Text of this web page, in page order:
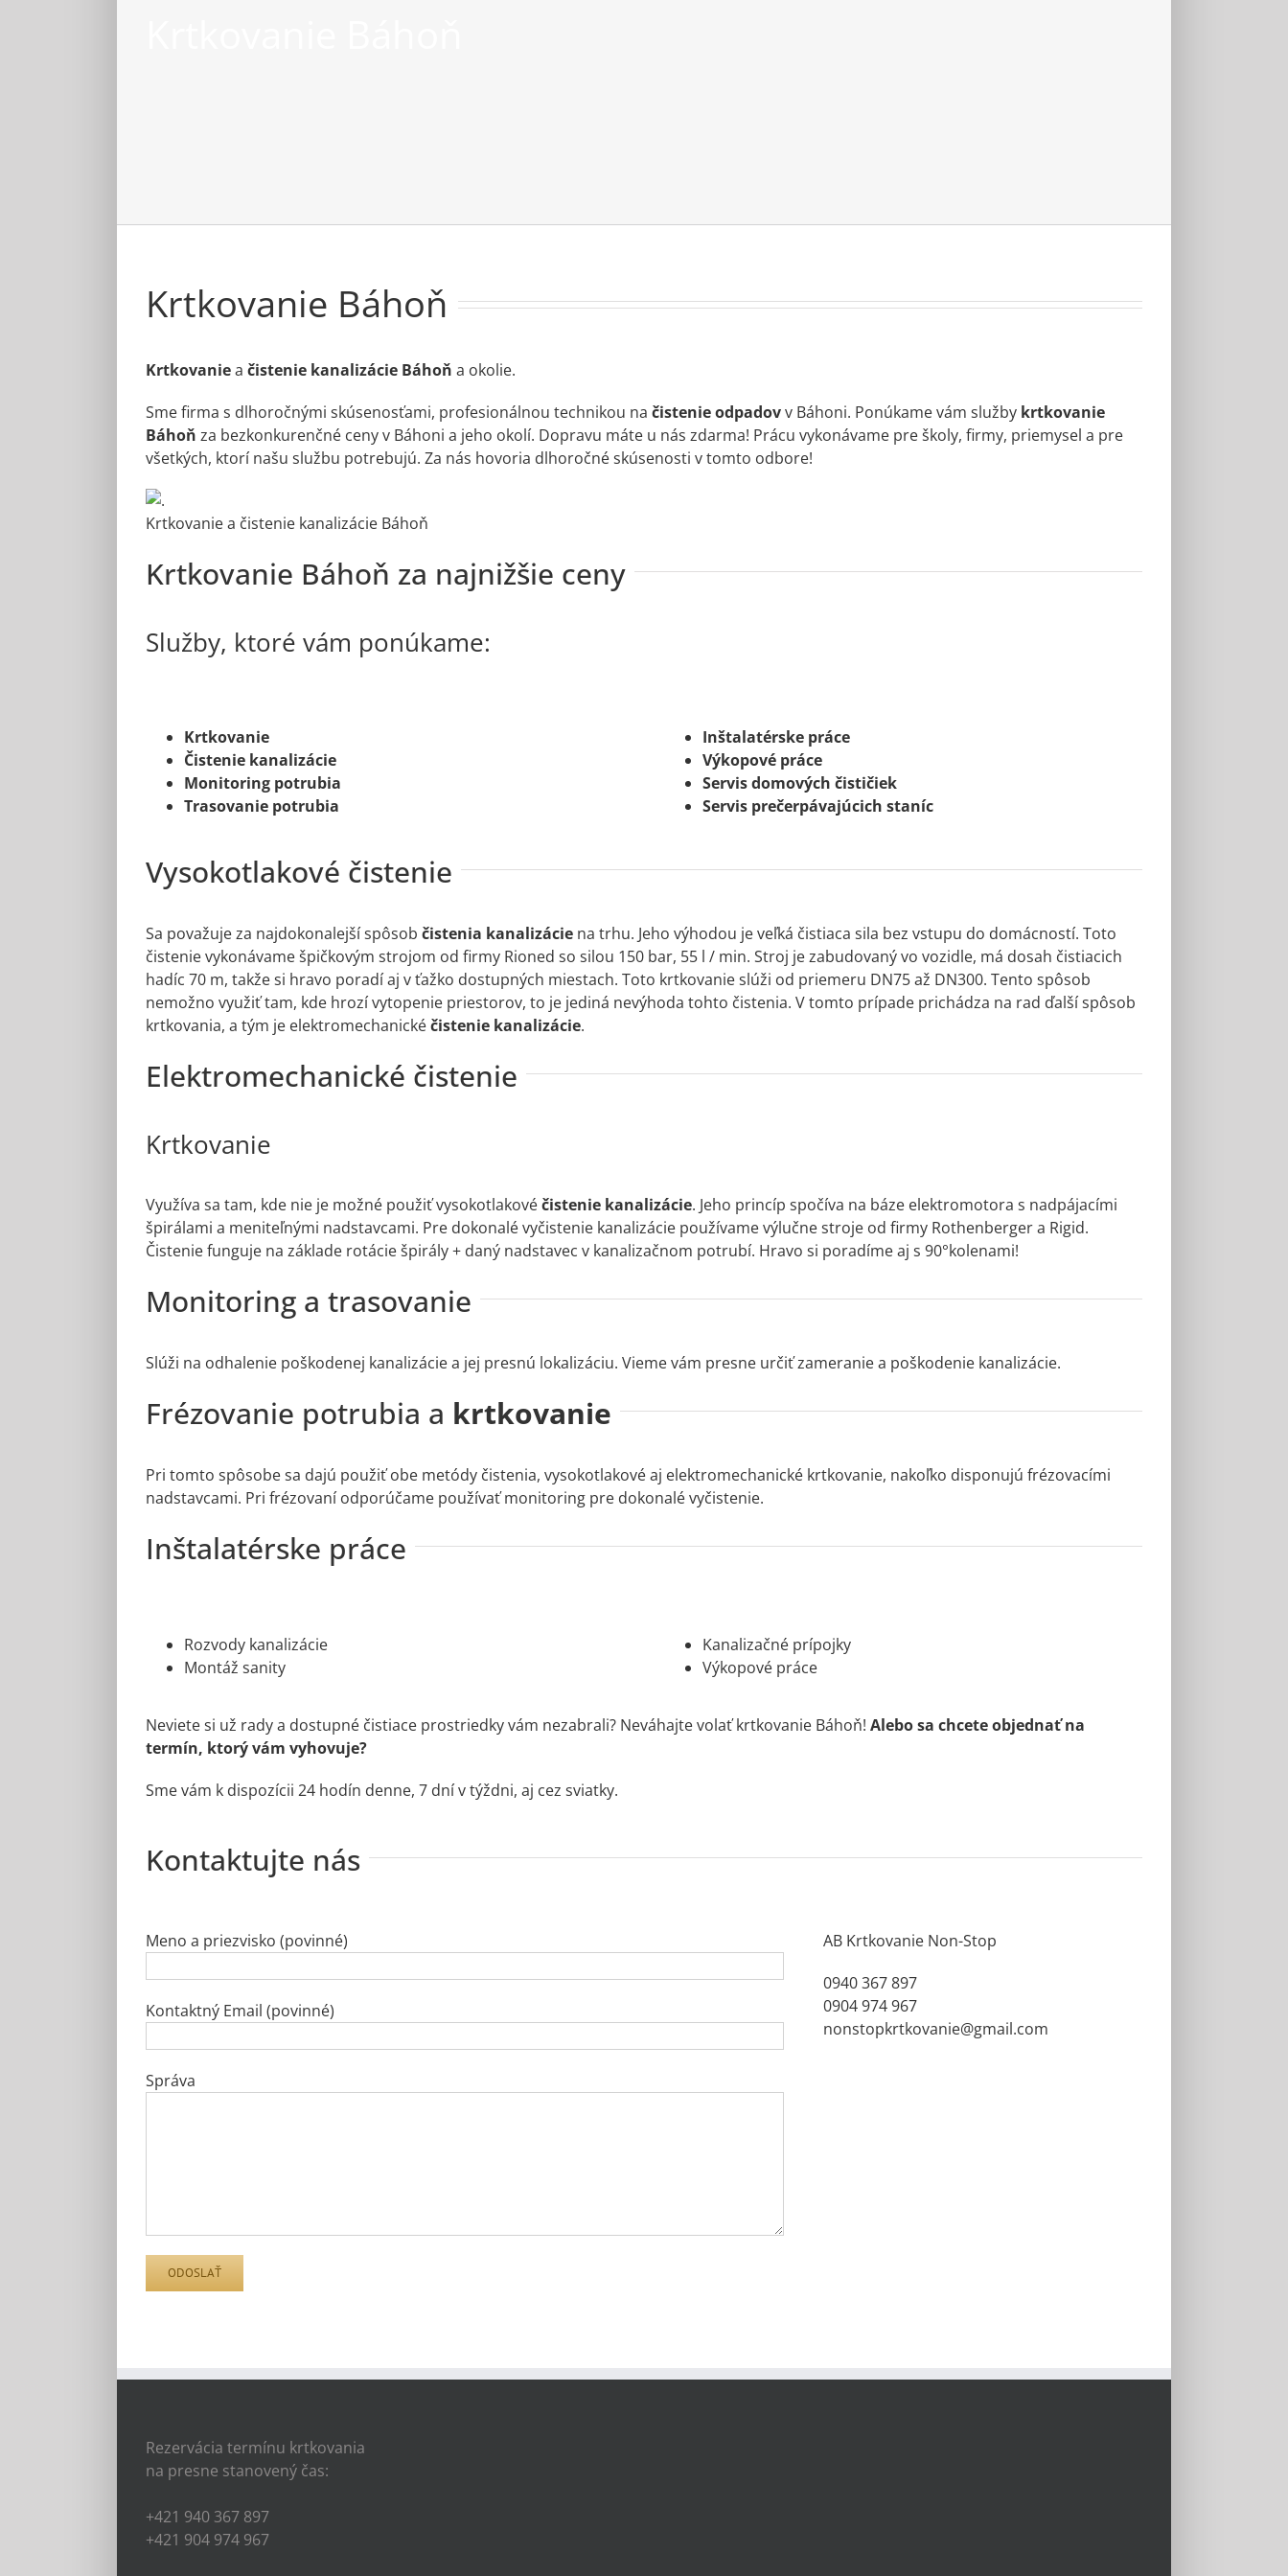
Krtkovanie Báhoň
Krtkovaniea čistenie kanalizácie Báhoň a okolie.
Sme firma s dlhoročnými skúsenosťami, profesionálnou technikou na čistenie odpadovv Báhoni. Ponúkame vám služby krtkovanie
Báhoň za bezkonkurenčné ceny v Báhoni a jeho okolí. Dopravu máte u nás zdarma! Prácu vykonávame pre školy, firmy, priemysel a pre
všetkých, ktorí našu službu potrebujú. Za nás hovoria dlhoročné skúsenosti v tomto odbore!
Krtkovanie a čistenie kanalizácie Báhoň
Krtkovanie Báhoň za najnižšie ceny
Služby, ktoré vám ponúkame:
Krtkovanie
Čistenie kanalizácie
Monitoring potrubia
Trasovanie potrubia
Inštalatérske práce
Výkopové práce
Servis domových čističiek
Servis prečerpávajúcich staníc
Vysokotlakové čistenie
Sa považuje za najdokonalejší spôsob čistenia kanalizácie na trhu. Jeho výhodou je veľká čistiaca sila bez vstupu do domácností. Toto
čistenie vykonávame špičkovým strojom od firmy Rioned so silou 150 bar, 55 l / min. Stroj je zabudovaný vo vozidle, má dosah čistiacich
hadíc 70 m, takže si hravo poradí aj v ťažko dostupných miestach. Toto krtkovanie slúži od priemeru DN75 až DN300. Tento spôsob
nemožno využiť tam, kde hrozí vytopenie priestorov, to je jediná nevýhoda tohto čistenia. V tomto prípade prichádza na rad ďalší spôsob
krtkovania, a tým je elektromechanickéčistenie kanalizácie.
Elektromechanické čistenie
Krtkovanie
Využíva sa tam, kde nie je možné použiť vysokotlakovéčistenie kanalizácie. Jeho princíp spočíva na báze elektromotora s nadpájacími
špirálami a meniteľnými nadstavcami. Pre dokonalé vyčistenie kanalizácie používame výlučne stroje od firmy Rothenberger a Rigid.
Čistenie funguje na základe rotácie špirály + daný nadstavec v kanalizačnom potrubí. Hravo si poradíme aj s 90°kolenami!
Monitoring a trasovanie
Slúži na odhalenie poškodenej kanalizácie a jej presnú lokalizáciu. Vieme vám presne určiť zameranie a poškodenie kanalizácie.
Frézovanie potrubia a krtkovanie
Pri tomto spôsobe sa dajú použiť obe metódy čistenia, vysokotlakové aj elektromechanické krtkovanie, nakoľko disponujú frézovacími
nadstavcami. Pri frézovaní odporúčame používať monitoring pre dokonalé vyčistenie.
Inštalatérske práce
Rozvody kanalizácie
Montáž sanity
Kanalizačné prípojky
Výkopové práce
Neviete si už rady a dostupné čistiace prostriedky vám nezabrali? Neváhajte volať krtkovanie Báhoň! Alebo sa chcete objednať na
termín, ktorý vám vyhovuje?
Sme vám k dispozícii 24 hodín denne, 7 dní v týždni, aj cez sviatky.
Kontaktujte nás
Meno a priezvisko (povinné)
Kontaktný Email (povinné)
Správa
AB Krtkovanie Non-Stop
0940 367 897
0904 974 967
nonstopkrtkovanie@gmail.com
Rezervácia termínu krtkovania
na presne stanovený čas:
+421 940 367 897
+421 904 974 967